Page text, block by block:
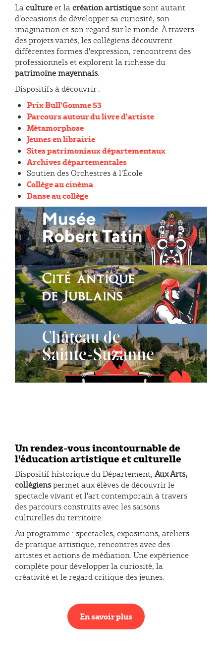
Lacultureet lacréation artistiquesont autant
d'occasions de développer sa curiosité, son
imagination et son regard sur le monde. À travers
des projets variés, les collégiens découvrent
différentes formes d'expression, rencontrent des
professionnels et explorent la richesse du
patrimoine mayennais.
Dispositifs à découvrir :
Prix Bull'Gomme 53
Parcours autour du livre d'artiste
Métamorphose
Jeunes en librairie
Sites patrimoniaux départementaux
Archives départementales
Soutien des Orchestres à l'École
Collège au cinéma
Danse au collège
Un rendez-vous incontournable de
l'éducation artistique et culturelle
Dispositif historique du Département, Aux Arts,
collégienspermet aux élèves de découvrir le
spectacle vivant et l'art contemporain à travers
des parcours construits avec les saisons
culturelles du territoire.
Au programme : spectacles, expositions, ateliers
de pratique artistique, rencontres avec des
artistes et actions de médiation. Une expérience
complète pour développer la curiosité, la
créativité et le regard critique des jeunes.
En savoir plus